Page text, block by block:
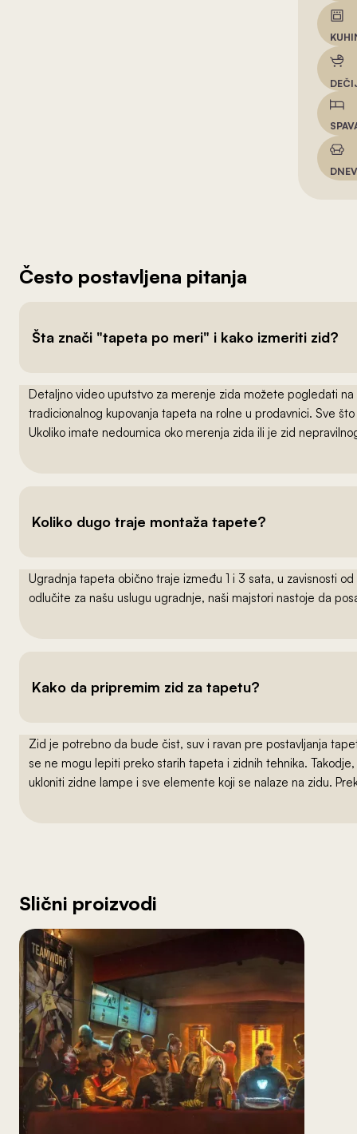
Često postavljena pitanja
Šta znači "tapeta po meri" i kako izmeriti zid?
Detaljno video uputstvo za merenje zida možete pogledati na
tradicionalnog kupovanja tapeta na rolne u prodavnici. Sve
Ukoliko imate nedoumica oko merenja zida ili je zid
Koliko dugo traje montaža tapete?
Ugradnja tapeta obično traje između 1 i 3 sata, u zavisnosti
odlučite za našu uslugu ugradnje, naši majstori nastoje da
Kako da pripremim zid za tapetu?
Zid je potrebno da bude čist, suv i ravan pre postavljanja
se ne mogu lepiti preko starih tapeta i zidnih tehnika.
ukloniti zidne lampe i sve elemente koji se nalaze na zidu.
Slični proizvodi